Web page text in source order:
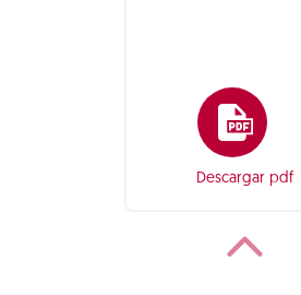
Descargar pdf